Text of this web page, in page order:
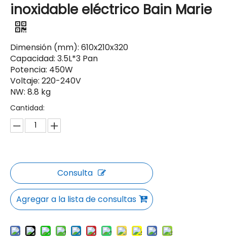
inoxidable eléctrico Bain Marie
Dimensión (mm): 610x210x320
Capacidad: 3.5L*3 Pan
Potencia: 450W
Voltaje: 220-240V
NW: 8.8 kg
Cantidad:
Consulta
Agregar a la lista de consultas